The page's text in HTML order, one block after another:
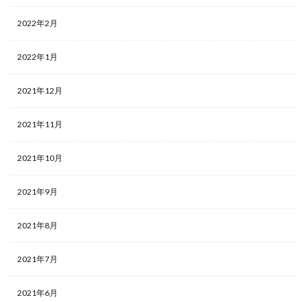
2022年2月
2022年1月
2021年12月
2021年11月
2021年10月
2021年9月
2021年8月
2021年7月
2021年6月